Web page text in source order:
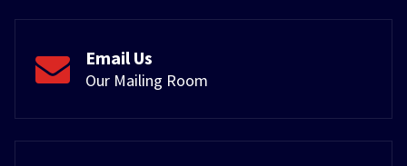
Email Us
Our Mailing Room